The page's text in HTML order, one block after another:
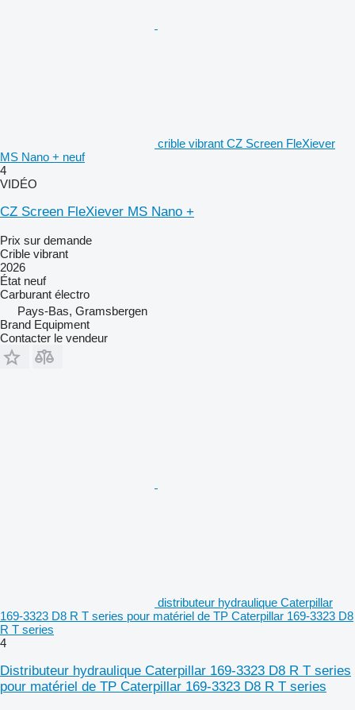
crible vibrant CZ Screen FleXiever
MS Nano + neuf
4
VIDÉO
CZ Screen FleXiever MS Nano +
Prix sur demande
Crible vibrant
2026
État neuf
Carburant électro
Pays-Bas, Gramsbergen
Brand Equipment
Contacter le vendeur
distributeur hydraulique Caterpillar
169-3323 D8 R T series pour matériel de TP Caterpillar 169-3323 D8
R T series
4
Distributeur hydraulique Caterpillar 169-3323 D8 R T series
pour matériel de TP Caterpillar 169-3323 D8 R T series